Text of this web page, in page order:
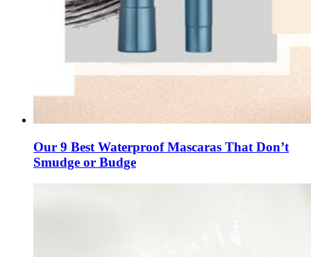
Our 9 Best Waterproof Mascaras That Don’t
Smudge or Budge